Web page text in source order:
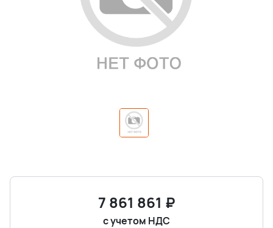
7 861 861 ₽
с учетом НДС